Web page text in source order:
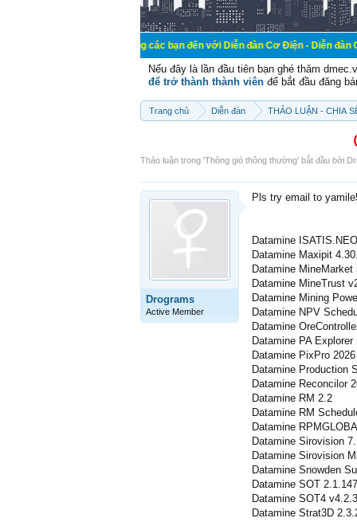
Chào mừng các bạn đến với Diễn đàn Cơ Điện - Diễn đàn Cơ điện
Nếu đây là lần đầu tiên bạn ghé thăm
để trở thành thành viên để bắt đầu đăng
Trang chủ Diễn đàn THẢO LUẬN - CHIA
Thảo luận trong 'Thông gió thông thường' bắt đầu bởi
Drograms
Active Member
Pls try email to
Datamine
Datamine Maxipit
Datamine MineMarket
Datamine MineTrust
Datamine Mining
Datamine NPV
Datamine
Datamine PA
Datamine PixPro
Datamine Production
Datamine Reconcilor
Datamine RM 2.2
Datamine RM
Datamine
Datamine Sirovision
Datamine Sirovision
Datamine Snowden
Datamine SOT
Datamine SOT4
Datamine Strat3D